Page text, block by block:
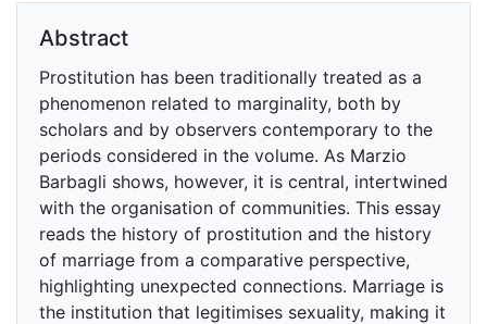
Abstract
Prostitution has been traditionally treated as a
phenomenon related to marginality, both by
scholars and by observers contemporary to the
periods considered in the volume. As Marzio
Barbagli shows, however, it is central, intertwined
with the organisation of communities. This essay
reads the history of prostitution and the history
of marriage from a comparative perspective,
highlighting unexpected connections. Marriage is
the institution that legitimises sexuality, making it